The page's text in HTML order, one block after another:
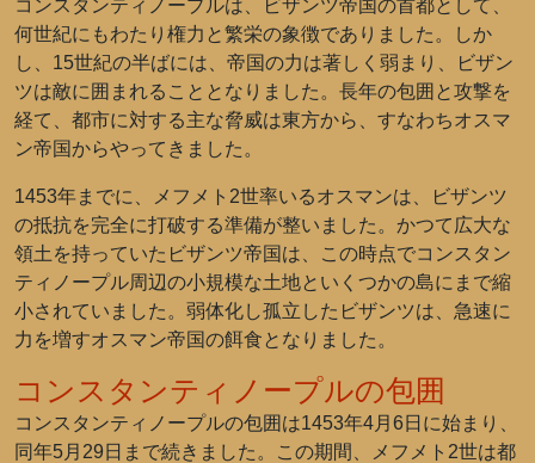
コンスタンティノープルは、ビザンツ帝国の首都として、
何世紀にもわたり権力と繁栄の象徴でありました。しか
し、15世紀の半ばには、帝国の力は著しく弱まり、ビザン
ツは敵に囲まれることとなりました。長年の包囲と攻撃を
経て、都市に対する主な脅威は東方から、すなわちオスマ
ン帝国からやってきました。
1453年までに、メフメト2世率いるオスマンは、ビザンツ
の抵抗を完全に打破する準備が整いました。かつて広大な
領土を持っていたビザンツ帝国は、この時点でコンスタン
ティノープル周辺の小規模な土地といくつかの島にまで縮
小されていました。弱体化し孤立したビザンツは、急速に
力を増すオスマン帝国の餌食となりました。
コンスタンティノープルの包囲
コンスタンティノープルの包囲は1453年4月6日に始まり、
同年5月29日まで続きました。この期間、メフメト2世は都